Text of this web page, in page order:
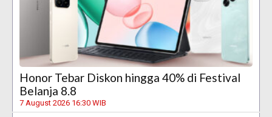
Honor Tebar Diskon hingga 40% di Festival
Belanja 8.8
7 August 2026 16:30 WIB